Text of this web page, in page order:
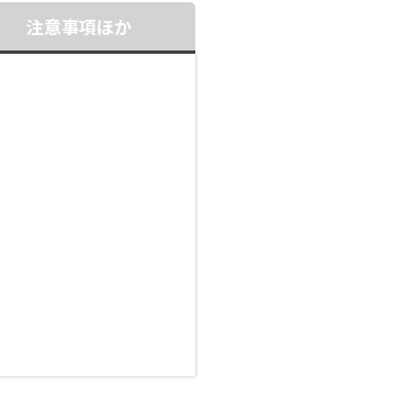
注意事項ほか